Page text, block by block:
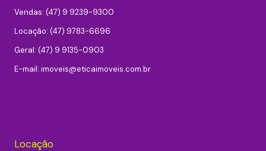
Vendas: (47) 9 9239-9300
Locação: (47) 9783-6696
Geral: (47) 9 9135-0903
E-mail: imoveis@eticaimoveis.com.br
Locação